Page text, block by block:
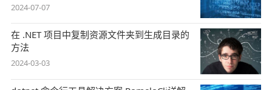
2024-07-07
在 .NET 项目中复制资源文件夹到生成目录的
方法
2024-03-03